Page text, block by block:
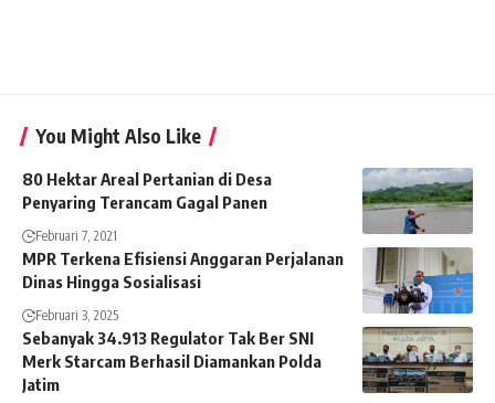
You Might Also Like
80 Hektar Areal Pertanian di Desa
Penyaring Terancam Gagal Panen
Februari 7, 2021
MPR Terkena Efisiensi Anggaran Perjalanan
Dinas Hingga Sosialisasi
Februari 3, 2025
Sebanyak 34.913 Regulator Tak Ber SNI
Merk Starcam Berhasil Diamankan Polda
Jatim